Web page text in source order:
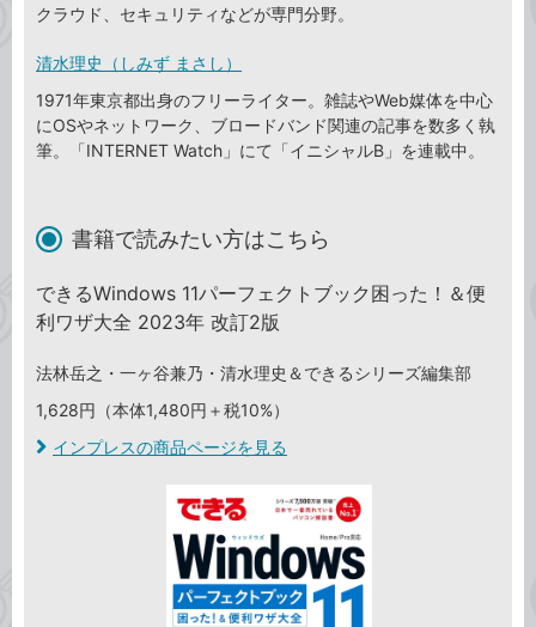
クラウド、セキュリティなどが専門分野。
清水理史（しみず まさし）
1971年東京都出身のフリーライター。雑誌やWeb媒体を中心
にOSやネットワーク、ブロードバンド関連の記事を数多く執
筆。「INTERNET Watch」にて「イニシャルB」を連載中。
書籍で読みたい方はこちら
できるWindows 11パーフェクトブック困った！＆便
利ワザ大全 2023年 改訂2版
法林岳之・一ヶ谷兼乃・清水理史＆できるシリーズ編集部
1,628円（本体1,480円＋税10%）
インプレスの商品ページを見る